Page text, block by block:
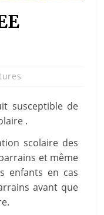
susceptible de
.
scolaire des
et même
enfants en cas
avant que